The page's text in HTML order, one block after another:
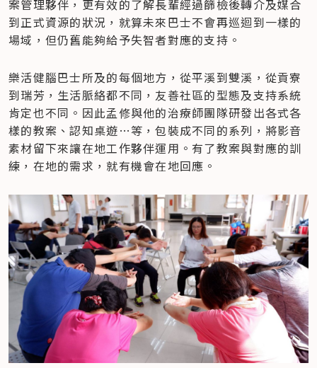
案管理夥伴，更有效的了解長輩經過篩檢後轉介及媒合
到正式資源的狀況，就算未來巴士不會再巡迴到一樣的
場域，但仍舊能夠給予失智者對應的支持。
樂活健腦巴士所及的每個地方，從平溪到雙溪，從貢寮
到瑞芳，生活脈絡都不同，友善社區的型態及支持系統
肯定也不同。因此孟修與他的治療師團隊研發出各式各
樣的教案、認知桌遊…等，包裝成不同的系列，將影音
素材留下來讓在地工作夥伴運用。有了教案與對應的訓
練，在地的需求，就有機會在地回應。